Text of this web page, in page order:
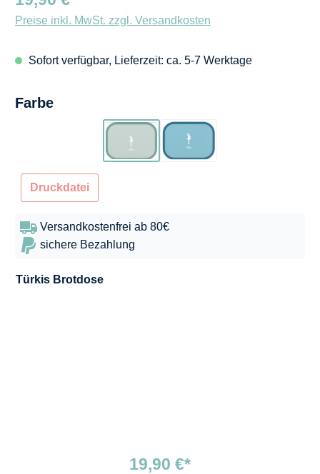
Türkis Brotdose
19,90 €*
Preise inkl. MwSt. zzgl. Versandkosten
Sofort verfügbar, Lieferzeit: ca. 5-7 Werktage
Farbeauswählen
Türkis Blau
Druckdatei
Versandkostenfrei ab 80€
sichere Bezahlung